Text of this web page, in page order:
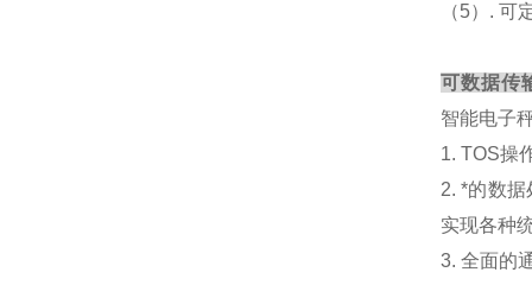
（5）. 可
可数据传
智能电子
1. TOS操
2. *的数
实现各种
3. 全面的